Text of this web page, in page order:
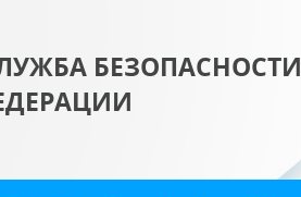
БЕЗОПАСНОСТИ